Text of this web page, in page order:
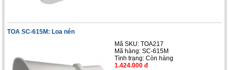
TOA SC-615M: Loa nén
Mã SKU: TOA217
Mã hàng: SC-615M
Tình trạng: Còn hàng
1.424.000 đ